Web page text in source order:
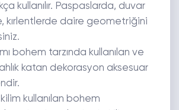
kullanılır. Paspaslarda, duvar
kırlentlerde daire geometriğini
bohem tarzında kullanılan ve
katan dekorasyon aksesuar
kullanılan bohem